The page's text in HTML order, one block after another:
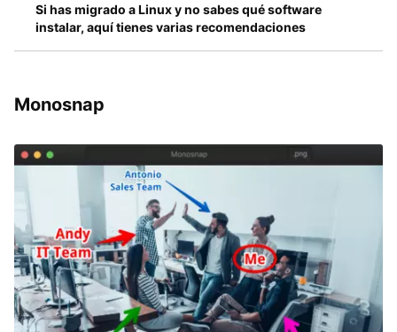
Si has migrado a Linux y no sabes qué software
instalar, aquí tienes varias recomendaciones
Monosnap